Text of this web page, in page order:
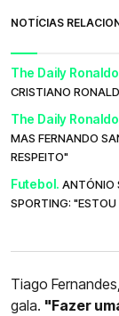
NOTÍCIAS
The Daily
CRISTIANO
The Daily
MAS FERNANDO
RESPEITO"
Futebol. ANTÓNIO
SPORTING:
Tiago
gala. "Fazer